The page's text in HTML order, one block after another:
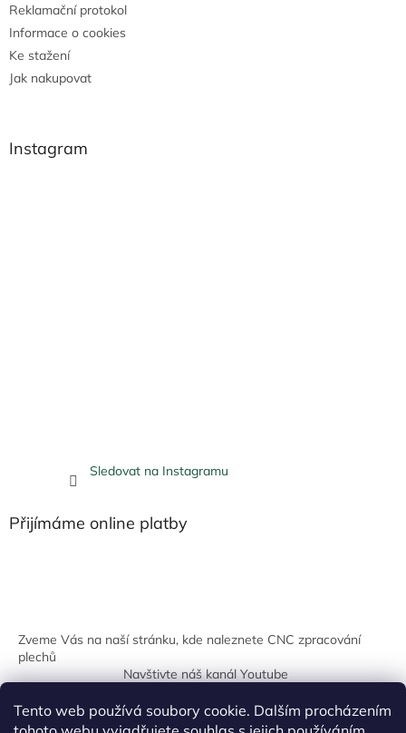
Tento web používá soubory cookie. Dalším procházením
Reklamační protokol
Informace o cookies
Ke stažení
Jak nakupovat
Instagram
Sledovat na Instagramu
Přijímáme online platby
Zveme Vás na naší stránku, kde naleznete CNC zpracování
plechů
Navštivte náš kanál Youtube